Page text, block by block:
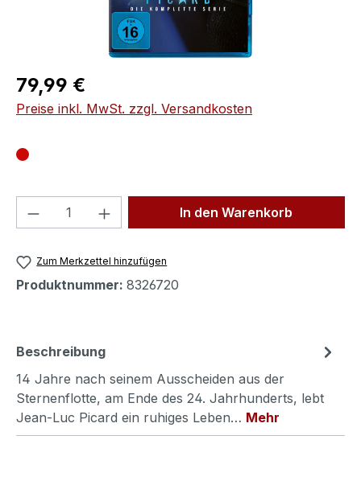
Regulärer Preis:
79,99 €
Preise inkl. MwSt. zzgl. Versandkosten
Produkt Anzahl: Gib denIn den Warenkorb
Zum Merkzettel hinzufügen
Produktnummer: 8326720
Beschreibung
14 Jahre nach seinem Ausscheiden aus der
Sternenflotte, am Ende des 24. Jahrhunderts, lebt
Jean-Luc Picard ein ruhiges Leben… Mehr